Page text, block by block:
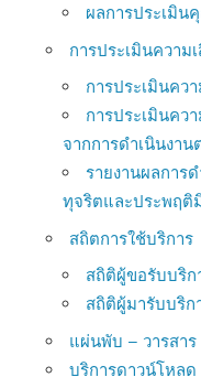
ผลการประเมิน
การประเมินความ
การประเมินคว
การประเมินคว
จากการดำเนินงาน
รายงานผลการ
ทุจริตและประพฤติ
สถิตการใช้บริการ
สถิติผู้ขอรับบริก
สถิติผู้มารับบริก
แผ่นพับ – วารสาร
บริการดาวน์โหลด